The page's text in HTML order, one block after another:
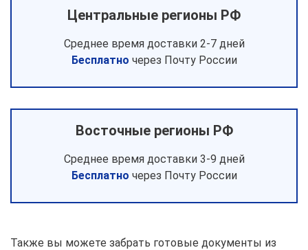
Центральные регионы РФ
Среднее время доставки 2-7 дней
Бесплатно через Почту России
Восточные регионы РФ
Среднее время доставки 3-9 дней
Бесплатно через Почту России
Также вы можете забрать готовые документы из